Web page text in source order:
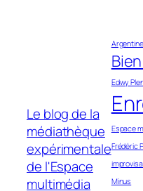
Le blog de la
médiathèque
expérimentale
de l'Espace
multimédia
Argentine
Edwy
Espace
Frédéric
Minus